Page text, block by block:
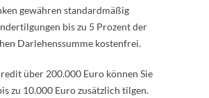
gewähren standardmäßig
bis zu 5 Prozent der
Darlehenssumme kostenfrei.
über 200.000 Euro können Sie
zu 10.000 Euro zusätzlich tilgen.